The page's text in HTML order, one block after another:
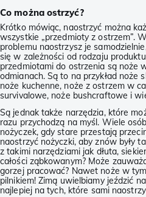
Co można ostrzyć?
Krótko mówiąc, naostrzyć można
wszystkie „przedmioty z ostrzem”.
problemu naostrzysz je
się w zależności od rodzaju
przedmiotami do ostrzenia są noże
odmianach. Są to na przykład noże
noże kuchenne, noże z ostrzem w
survivalowe, noże bushcraftowe i
Są jednak także narzędzia, które
razu przychodzą na myśl. Wiele
nożyczek, gdy stare przestają
naostrzyć nożyczki, aby znów były
z takimi narzędziami jak dłuta,
całości ząbkowanym? Może
gorzej pracować? Nawet noże w
pilnikiem! Zimą uwielbiamy jeździć
najlepiej na tych, które sami